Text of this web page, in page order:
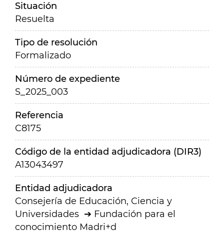
Situación
Resuelta
Tipo de resolución
Formalizado
Número de expediente
S_2025_003
Referencia
C8175
Código de la entidad adjudicadora (DIR3)
A13043497
Entidad adjudicadora
Consejería de Educación, Ciencia y
Universidades
Fundación para el
conocimiento Madri+d